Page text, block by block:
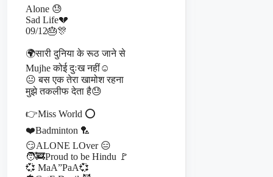
Alone 😓
Sad Life💔
09/12🎂🎊
🌍सारी दुनिया के रूठ जाने से
Mujhe कोई दुःख नहीं☺️
😐 बस एक तेरा खामोश रहना
मुझे तकलीफ देता है😓
👉Miss World ⭕
❤️Badminton 🏸
😏ALONE LOver 😑
🧑‍🚒Proud to be Hindu 🚩
💞 MaA”PaA💞